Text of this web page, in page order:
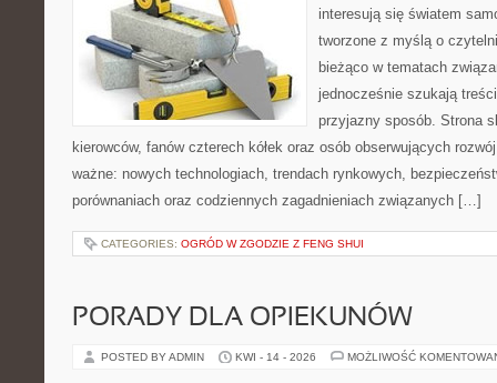
interesują się światem
tworzone z myślą o
bieżąco w tematach
jednocześnie szukają
przyjazny sposób. Strona
kierowców, fanów czterech kółek oraz osób obserwujących
ważne: nowych technologiach, trendach rynkowych,
porównaniach oraz codziennych zagadnieniach związanych […]
CATEGORIES: OGRÓD W ZGODZIE Z FENG SHUI
PORADY DLA OPIEKUNÓW
POSTED BY ADMIN KWI - 14 - 2026 MOŻLIWOŚĆ